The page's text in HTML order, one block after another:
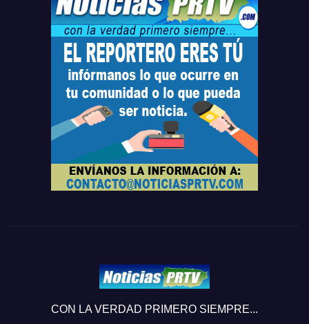
CON LA VERDAD PRIMERO SIEMPRE...